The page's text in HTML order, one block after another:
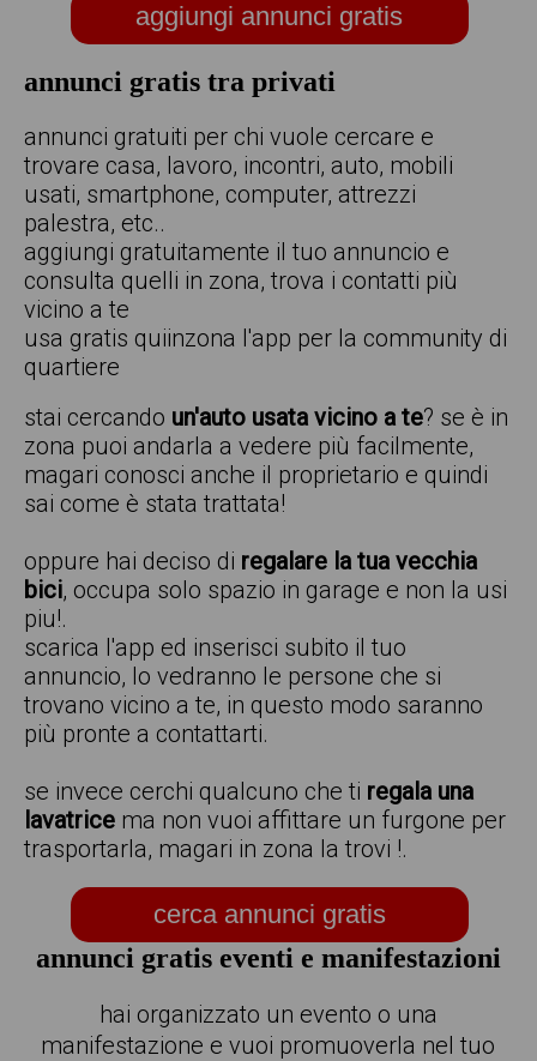
aggiungi annunci gratis
annunci gratis tra privati
annunci gratuiti per chi vuole cercare e
trovare casa, lavoro, incontri, auto, mobili
usati, smartphone, computer, attrezzi
palestra, etc..
aggiungi gratuitamente il tuo annuncio e
consulta quelli in zona, trova i contatti più
vicino a te
usa gratis quiinzona l'app per la community di
quartiere
stai cercando un'auto usata vicino a te? se è in
zona puoi andarla a vedere più facilmente,
magari conosci anche il proprietario e quindi
sai come è stata trattata!
oppure hai deciso di regalare la tua vecchia
bici, occupa solo spazio in garage e non la usi
piu!.
scarica l'app ed inserisci subito il tuo
annuncio, lo vedranno le persone che si
trovano vicino a te, in questo modo saranno
più pronte a contattarti.
se invece cerchi qualcuno che ti regala una
lavatrice ma non vuoi affittare un furgone per
trasportarla, magari in zona la trovi !.
cerca annunci gratis
annunci gratis eventi e manifestazioni
hai organizzato un evento o una
manifestazione e vuoi promuoverla nel tuo